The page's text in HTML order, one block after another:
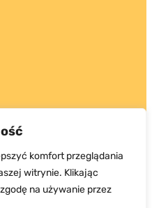
komfort przeglądania
witrynie. Klikając
na używanie przez
prawa zastrzeżone.